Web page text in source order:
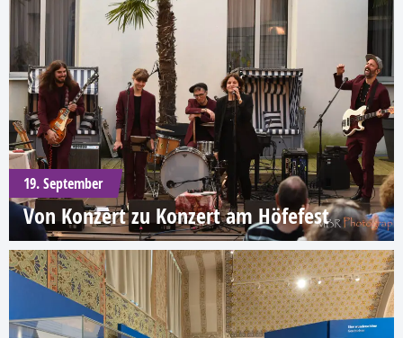
19. September
Von Konzert zu Konzert am Höfefest